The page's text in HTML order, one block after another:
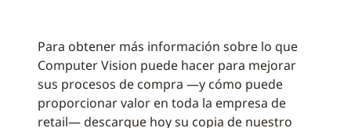
Para obtener más información sobre lo que
Computer Vision puede hacer para mejorar
sus procesos de compra —y cómo puede
proporcionar valor en toda la empresa de
retail— descargue hoy su copia de nuestro